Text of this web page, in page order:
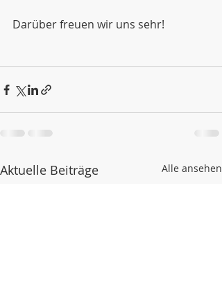
Darüber freuen wir uns sehr!
Aktuelle Beiträge Alle ansehen